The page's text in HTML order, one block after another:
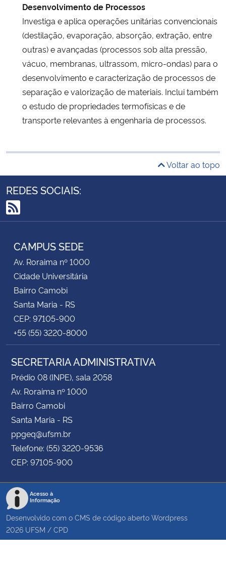
Desenvolvimento de Processos
Investiga e aplica operações unitárias convencionais
(destilação, evaporação, absorção, extração, entre
outras) e avançadas (processos sob alta pressão,
vácuo, membranas, ultrassom, micro-ondas) para o
desenvolvimento e caracterização de processos de
separação e valorização de materiais. Inclui também
o estudo de propriedades termofísicas e de
transporte relevantes à engenharia de processos.
Voltar ao topo
REDES SOCIAIS:
RSS
CAMPUS SEDE
Av. Roraima nº 1000
Cidade Universitária
Bairro Camobi
Santa Maria - RS
CEP: 97105-900
+55 (55) 3220-8000
SECRETARIA ADMINISTRATIVA
Prédio 08 (INPE), sala 2058
Av. Roraima nº 1000
Bairro Camobi
Santa Maria - RS
ppgeq@ufsm.br
Telefone: (55) 3220-9536
CEP: 97105-900
Acesso à
Informação
Desenvolvido com o CMS de código aberto Wordpress
2026 UFSM / CPD